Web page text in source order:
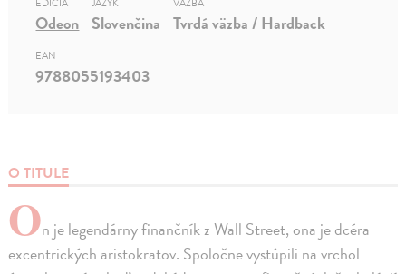
O TITULE
On je legendárny finančník z Wall Street, ona je dcéra
excentrických aristokratov. Spoločne vystúpili na vrchol
EDÍCIA
Odeon
JAZYK
Slovenčina
VÄZBA
Tvrdá väzba / Hardback
EAN
9788055193403